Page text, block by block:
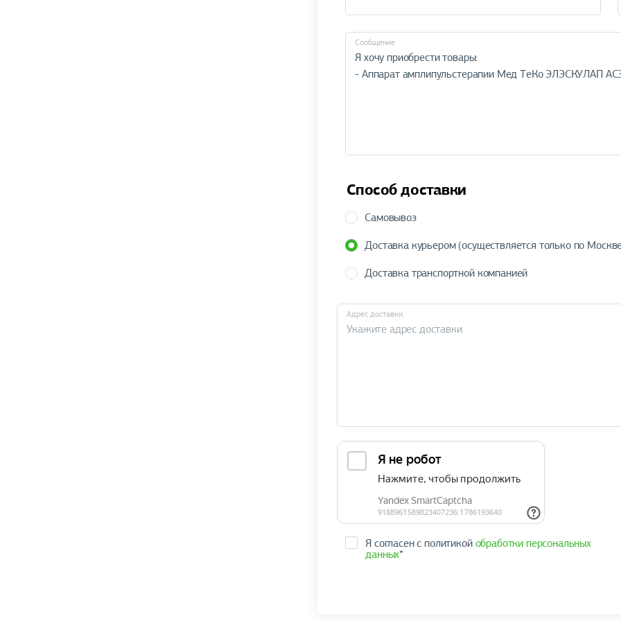
Cообщение
Способ доставки
Самовывоз
Доставка курьером (осуществляется только по
Доставка транспортной компанией
Адрес доставки
Я согласен с политикой обработки персональных
данных*